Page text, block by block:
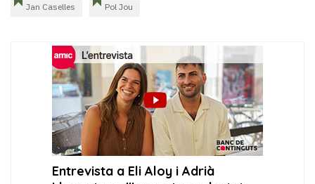
Jan Caselles Pol Jou